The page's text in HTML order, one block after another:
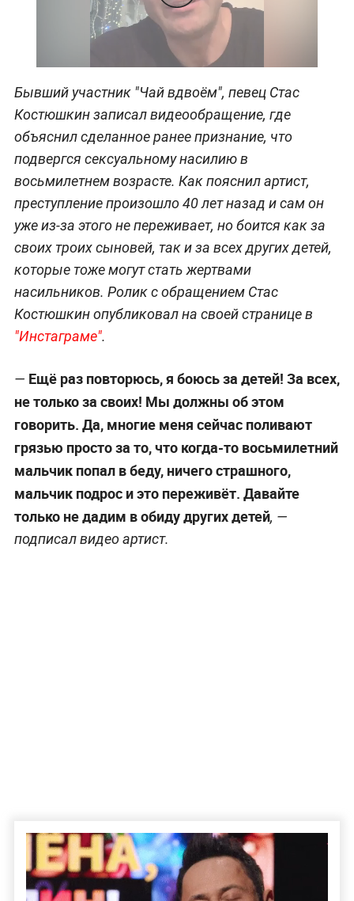
Бывший участник "Чай вдвоём", певец Стас
Костюшкин записал видеообращение, где
объяснил сделанное ранее признание, что
подвергся сексуальному насилию в
восьмилетнем возрасте. Как пояснил артист,
преступление произошло 40 лет назад и сам он
уже из-за этого не переживает, но боится как за
своих троих сыновей, так и за всех других детей,
которые тоже могут стать жертвами
насильников. Ролик с обращением Стас
Костюшкин опубликовал на своей странице в
"Инстаграме".
— Ещё раз повторюсь, я боюсь за детей! За всех,
не только за своих! Мы должны об этом
говорить. Да, многие меня сейчас поливают
грязью просто за то, что когда-то восьмилетний
мальчик попал в беду, ничего страшного,
мальчик подрос и это переживёт. Давайте
только не дадим в обиду других детей, —
подписал видео артист.